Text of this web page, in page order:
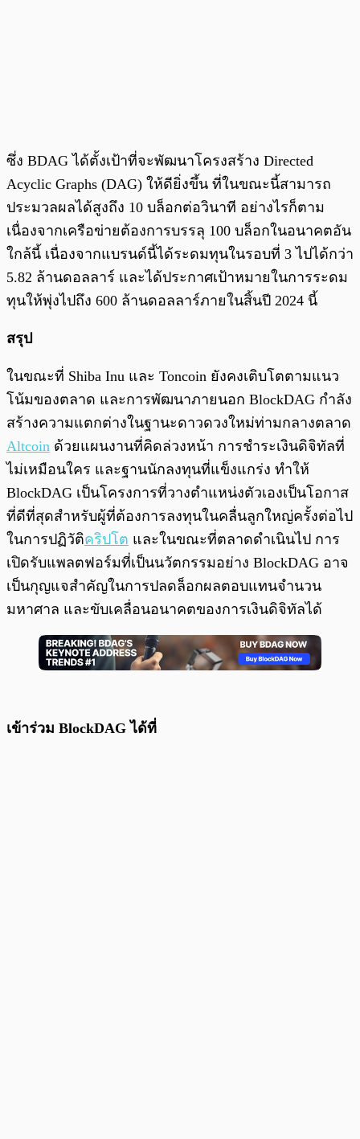
ซึ่ง BDAG ได้ตั้งเป้าที่จะพัฒนาโครงสร้าง Directed
Acyclic Graphs (DAG) ให้ดียิ่งขึ้น ที่ในขณะนี้สามารถ
ประมวลผลได้สูงถึง 10 บล็อกต่อวินาที อย่างไรก็ตาม
เนื่องจากเครือข่ายต้องการบรรลุ 100 บล็อกในอนาคตอัน
ใกล้นี้ เนื่องจากแบรนด์นี้ได้ระดมทุนในรอบที่ 3 ไปได้กว่า
5.82 ล้านดอลลาร์ และได้ประกาศเป้าหมายในการระดม
ทุนให้พุ่งไปถึง 600 ล้านดอลลาร์ภายในสิ้นปี 2024 นี้
สรุป
ในขณะที่ Shiba Inu และ Toncoin ยังคงเติบโตตามแนว
โน้มของตลาด และการพัฒนาภายนอก BlockDAG กำลัง
สร้างความแตกต่างในฐานะดาวดวงใหม่ท่ามกลางตลาด
Altcoin ด้วยแผนงานที่คิดล่วงหน้า การชำระเงินดิจิทัลที่
ไม่เหมือนใคร และฐานนักลงทุนที่แข็งแกร่ง ทำให้
BlockDAG เป็นโครงการที่วางตำแหน่งตัวเองเป็นโอกาส
ที่ดีที่สุดสำหรับผู้ที่ต้องการลงทุนในคลื่นลูกใหญ่ครั้งต่อไป
ในการปฏิวัติคริปโต และในขณะที่ตลาดดำเนินไป การ
เปิดรับแพลตฟอร์มที่เป็นนวัตกรรมอย่าง BlockDAG อาจ
เป็นกุญแจสำคัญในการปลดล็อกผลตอบแทนจำนวน
มหาศาล และขับเคลื่อนอนาคตของการเงินดิจิทัลได้
เข้าร่วม BlockDAG ได้ที่